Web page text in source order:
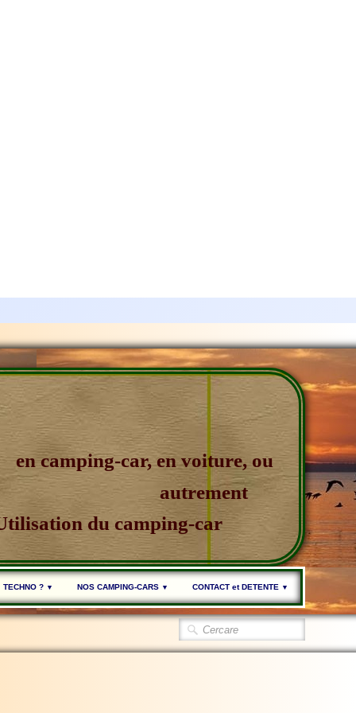
en camping-car, en voiture, ou
autrement
du camping-car
TECHNO ? ▼ NOS CAMPING-CARS ▼ CONTACT et DETENTE ▼